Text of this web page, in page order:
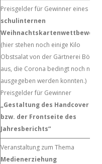
Preisgelder für Gewinner eines
schulinternen
(hier stehen noch einige Kilo
Obstsalat von der Gärtnerei Böck
aus, die Corona bedingt noch nicht
ausgegeben werden konnten.)
Preisgelder für Gewinner
„Gestaltung des Handcover
bzw. der Frontseite des
Jahresberichts“
Veranstaltung zum Thema
Medienerziehung